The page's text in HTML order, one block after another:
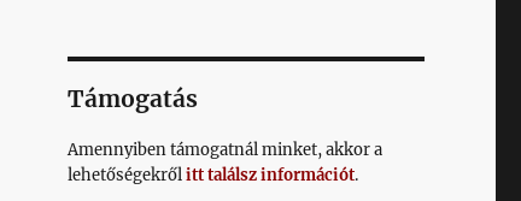
Támogatás
Amennyiben támogatnál minket, akkor a
lehetőségekrőlitt találsz információt.